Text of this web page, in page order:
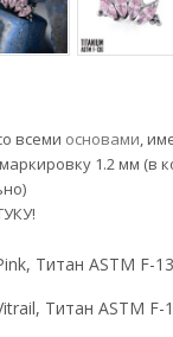
всеми основами,
1.2 мм (в
Титан ASTM F-
Титан ASTM F-